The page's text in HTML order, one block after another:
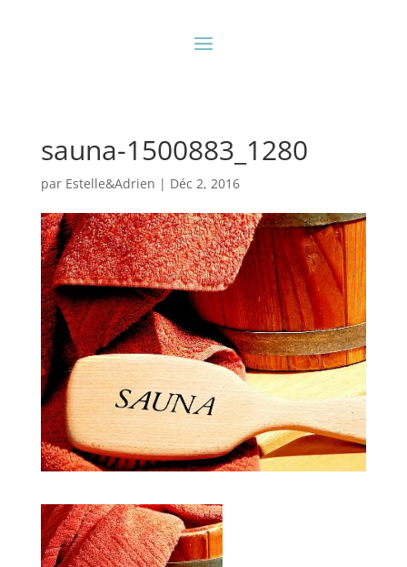
sauna-1500883_1280
par Estelle&Adrien | Déc 2, 2016